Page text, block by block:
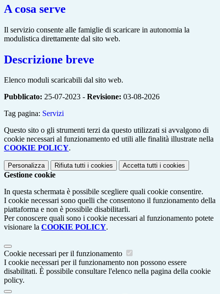
A cosa serve
Il servizio consente alle famiglie di scaricare in autonomia la
modulistica direttamente dal sito web.
Descrizione breve
Elenco moduli scaricabili dal sito web.
Pubblicato: 25-07-2023 - Revisione: 03-08-2026
Tag pagina: Servizi
Questo sito o gli strumenti terzi da questo utilizzati si avvalgono di
cookie necessari al funzionamento ed utili alle finalità illustrate nella
COOKIE POLICY.
Personalizza Rifiuta tutti i cookies Accetta tutti i cookies
Gestione cookie
In questa schermata è possibile scegliere quali cookie consentire.
I cookie necessari sono quelli che consentono il funzionamento della
piattaforma e non è possibile disabilitarli.
Per conoscere quali sono i cookie necessari al funzionamento potete
visionare la COOKIE POLICY.
Cookie necessari per il funzionamento
I cookie necessari per il funzionamento non possono essere
disabilitati. È possibile consultare l'elenco nella pagina della cookie
policy.